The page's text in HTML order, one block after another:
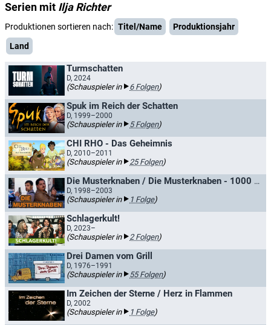
Serien mit Ilja Richter
Produktionen sortieren nach: Titel/Name
Produktionsjahr
Land
Turmschatten
D, 2024
(Schauspieler in 6 Folgen)
Spuk im Reich der Schatten
D, 1999–2000
(Schauspieler in 5 Folgen)
CHI RHO - Das Geheimnis
D, 2010–2011
(Schauspieler in 25 Folgen)
Die Musterknaben / Die Musterknaben - 1000 und eine Nacht
D, 1998–2003
(Schauspieler in 1 Folge)
Schlagerkult!
D, 2023–
(Schauspieler in 2 Folgen)
Drei Damen vom Grill
D, 1976–1991
(Schauspieler in 55 Folgen)
Im Zeichen der Sterne / Herz in Flammen
D, 2002
(Schauspieler in 1 Folge)